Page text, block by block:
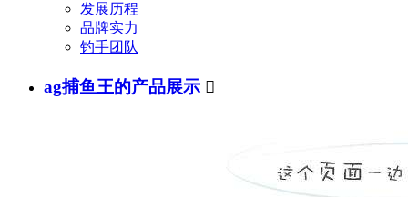
发展历程
品牌实力
钓手团队
ag捕鱼王的产品展示 